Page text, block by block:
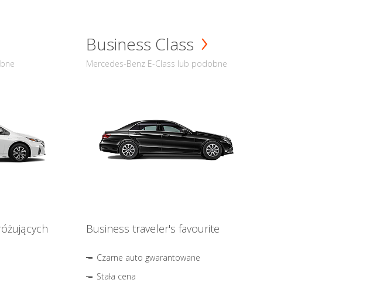
Business Class
Mercedes-Benz E-Class lub podobne
Business traveler's favourite
Czarne auto gwarantowane
Stała cena